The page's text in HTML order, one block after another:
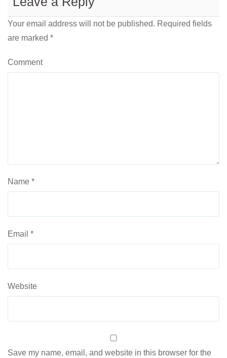
Your email address will not be published. Required fields
are marked *
Comment
Name *
Email *
Website
Save my name, email, and website in this browser for the